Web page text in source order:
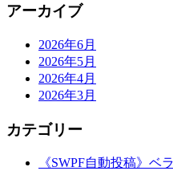
ン
アーカイブ
2026年6月
2026年5月
2026年4月
2026年3月
カテゴリー
《SWPF自動投稿》ベ